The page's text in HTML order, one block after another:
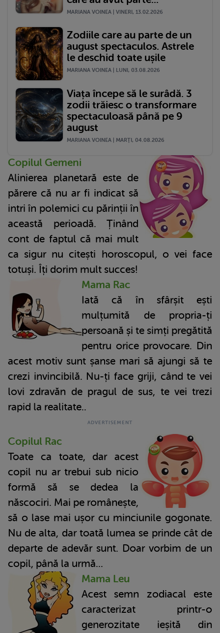
MARIANA VOINEA | VINERI, 13.02.2026
Zodiile care au parte de un
august spectaculos. Astrele
le deschid toate ușile
MARIANA VOINEA | LUNI, 03.08.2026
Viața începe să le surâdă. 3
zodii trăiesc o transformare
spectaculoasă până pe 9
august
MARIANA VOINEA | MARŢI, 04.08.2026
Copilul Gemeni
Alinierea planetară este de
părere că nu ar fi indicat să
intri în polemici cu părinții în
această perioadă. Ținând
cont de faptul că mai mult
ca sigur nu citești horoscopul, o vei face
totuși. Îți dorim mult succes!
Mama Rac
Iată că în sfârșit ești
mulțumită de propria-ți
persoană și te simți pregătită
pentru orice provocare. Din
acest motiv sunt șanse mari să ajungi să te
crezi invincibilă. Nu-ți face griji, când te vei
lovi zdravăn de pragul de sus, te vei trezi
rapid la realitate..
Copilul Rac
Toate ca toate, dar acest
copil nu ar trebui sub nicio
formă să se dedea la
născociri. Mai pe românește,
să o lase mai ușor cu minciunile gogonate.
Nu de alta, dar toată lumea se prinde cât de
departe de adevăr sunt. Doar vorbim de un
copil, până la urmă...
Mama Leu
Acest semn zodiacal este
caracterizat printr-o
generozitate ieșită din